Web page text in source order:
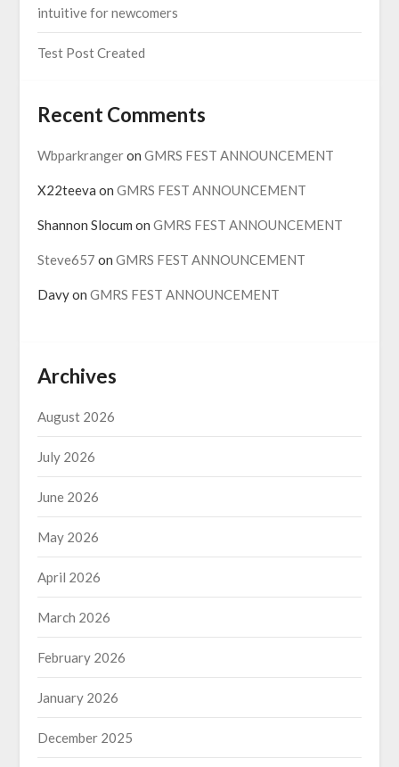
intuitive for newcomers
Test Post Created
Recent Comments
WbparkrangeronGMRS FEST ANNOUNCEMENT
X22teeva onGMRS FEST ANNOUNCEMENT
Shannon Slocum onGMRS FEST ANNOUNCEMENT
Steve657 onGMRS FEST ANNOUNCEMENT
DavyonGMRS FEST ANNOUNCEMENT
Archives
August 2026
July 2026
June 2026
May 2026
April 2026
March 2026
February 2026
January 2026
December 2025